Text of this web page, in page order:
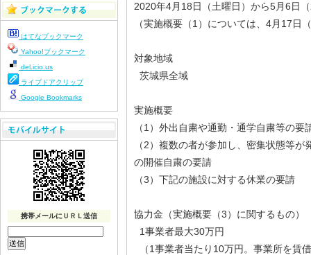
2020年4月18日（土曜日）から5月6日
（実施概要（1）については、4月17日
対象地域
茨城県全域
実施概要
（1）外出自粛や通勤・通学自粛等の要
（2）複数の者が参加し、密集状態等
の開催自粛の要請
（3）下記の施設に対する休業の要請
協力金（実施概要（3）に関するもの）
1事業者最大30万円
（1事業者当たり10万円。事業所を賃
はてなブックマーク
Yahoo!ブックマーク
del.icio.us
ライブドアクリップ
Google Bookmarks
携帯メールにＵＲＬ送信